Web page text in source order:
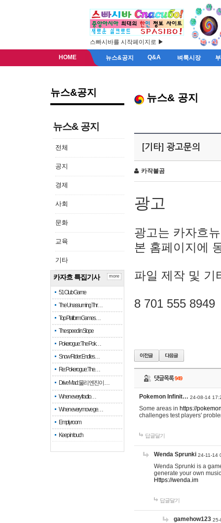
스빠시바를 시작페이지로 ▶
HOME 뉴스&공지 Q&A 벼룩시장
뉴스&공지
뉴스& 공지
전체
공지
경제
사회
문화
교육
기타
카자흐 특집기사
51 Club Game
The Unassuming Thr…
Top Platform Games…
The speed in Slope
Pokerogue: The Pok…
Snow Rider: Endles…
Re: Pokerogue: The…
Drive Mad: 물리 엔진이 …
When every fractio…
When every move ge…
Empty room
Keep in touch
more
뉴스& 공지
[기타] 광고문의
카작불곰
광고
광고는 카자흐
본 홈페이지에
파일 제작 및 기
8 701 555 8949
댓글목록949
Pokemon Infinit… 24-08-14
Some areas in https://
challenges test players'
답글달기
Wenda Sprunki 24-11-14
Wenda Sprunki is a
generate your own
Https://wenda.im
답글달기
gamehow123 25-